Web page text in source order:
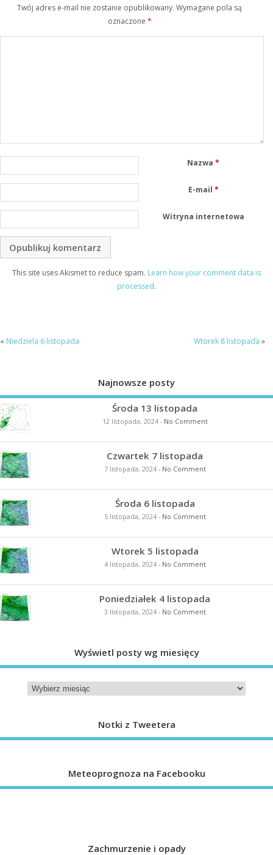
Twój adres e-mail nie zostanie opublikowany. Wymagane pola są
oznaczone *
Nazwa*
E-mail *
Witryna internetowa
This site uses Akismet to reduce spam. Learn how your comment data is
processed.
« Niedziela 6 listopada Wtorek 8 listopada »
Najnowsze posty
Środa 13 listopada
12 listopada, 2024- No Comment
Czwartek 7 listopada
7 listopada, 2024- No Comment
Środa 6 listopada
5 listopada, 2024- No Comment
Wtorek 5 listopada
4 listopada, 2024- No Comment
Poniedziałek 4 listopada
3 listopada, 2024- No Comment
Wyświetl posty wg miesięcy
Notki z Tweetera
Meteoprognoza na Facebooku
Zachmurzenie i opady